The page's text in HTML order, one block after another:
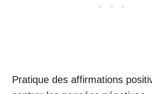
Pratique des affirmations